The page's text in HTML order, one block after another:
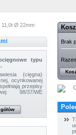
11,0t Ø 22mm
typu
(cięgna)
ocynkowanej
przepisy
98/37/WE
Brak